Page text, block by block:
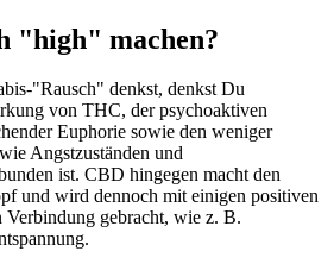
"high" machen?
"Rausch" denkst, denkst Du
von THC, der psychoaktiven
Euphorie sowie den weniger
Angstzuständen und
ist. CBD hingegen macht den
und wird dennoch mit einigen positiven
gebracht, wie z. B.